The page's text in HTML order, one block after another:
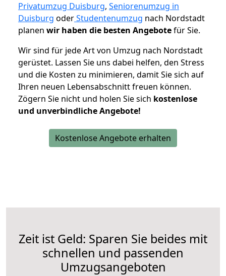
Privatumzug Duisburg, Seniorenumzug in
Duisburg oderStudentenumzug nach Nordstadt
planen wir haben die besten Angebotefür Sie.
Wir sind für jede Art von Umzug nach Nordstadt
gerüstet. Lassen Sie uns dabei helfen, den Stress
und die Kosten zu minimieren, damit Sie sich auf
Ihren neuen Lebensabschnitt freuen können.
Zögern Sie nicht und holen Sie sich kostenlose
und unverbindliche Angebote!
Kostenlose Angebote erhalten
Zeit ist Geld: Sparen Sie beides mit
schnellen und passenden
Umzugsangeboten